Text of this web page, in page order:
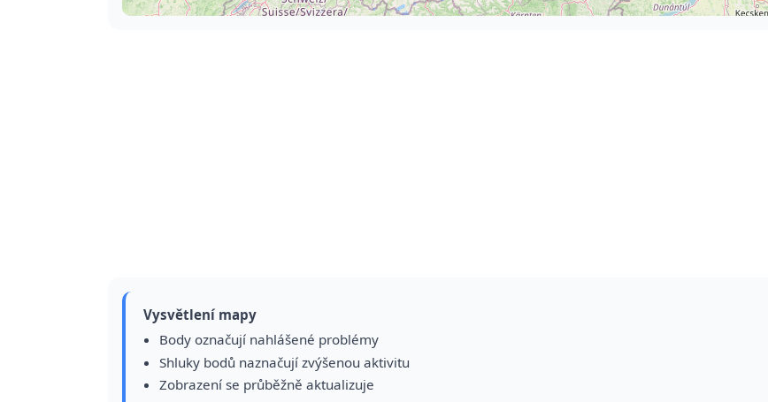
Vysvětlení mapy
Body označují nahlášené problémy
Shluky bodů naznačují zvýšenou aktivitu
Zobrazení se průběžně aktualizuje